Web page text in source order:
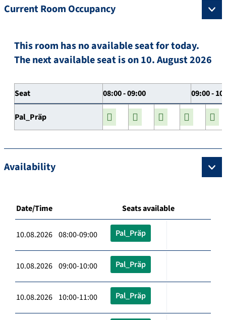
Current Room Occupancy
This room has no available seat for today.
The next available seat is on 10. August 2026
Seat 08:00 - 09:00 09:00 -
Pal_Präp
Availability
Date/Time Seats available
10.08.2026 08:00-09:00 Pal_Präp
10.08.2026 09:00-10:00 Pal_Präp
10.08.2026 10:00-11:00 Pal_Präp